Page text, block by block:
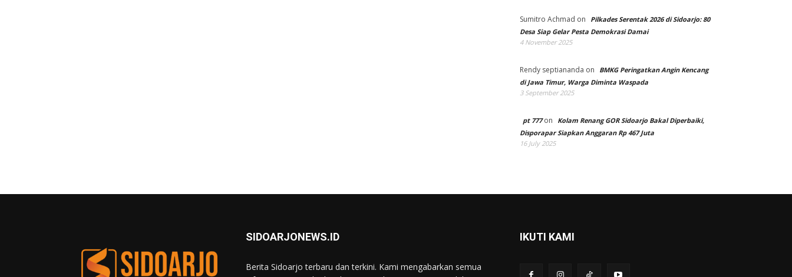
Sumitro Achmad on
Pilkades Serentak 2026 di Sidoarjo: 80
Desa Siap Gelar Pesta Demokrasi Damai
4 November 2025
Rendy septiananda on
BMKG Peringatkan Angin Kencang
di Jawa Timur, Warga Diminta Waspada
3 September 2025
pt 777on
Kolam Renang GOR Sidoarjo Bakal Diperbaiki,
Disporapar Siapkan Anggaran Rp 467 Juta
16 July 2025
SIDOARJONEWS.ID
Berita Sidoarjo terbaru dan terkini. Kami mengabarkan semua
IKUTI KAMI